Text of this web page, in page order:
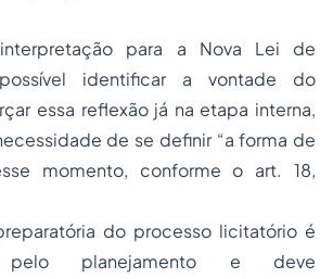
para a Nova Lei de
identificar a vontade do
essa reflexão já na etapa interna,
de se definir “a forma de
momento, conforme o art. 18,
do processo licitatório é
pelo planejamento e deve